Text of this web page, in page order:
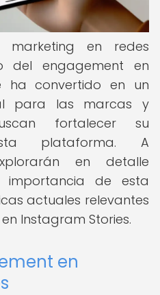
en redes
del engagement en
ha convertido en un
para las marcas y
fortalecer su
plataforma. A
en detalle
importancia de esta
actuales relevantes
Instagram Stories.
en